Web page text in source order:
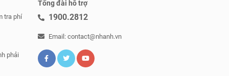
tra phí
phải
Tổng đài hỗ trợ
1900.2812
Email: contact@nhanh.vn